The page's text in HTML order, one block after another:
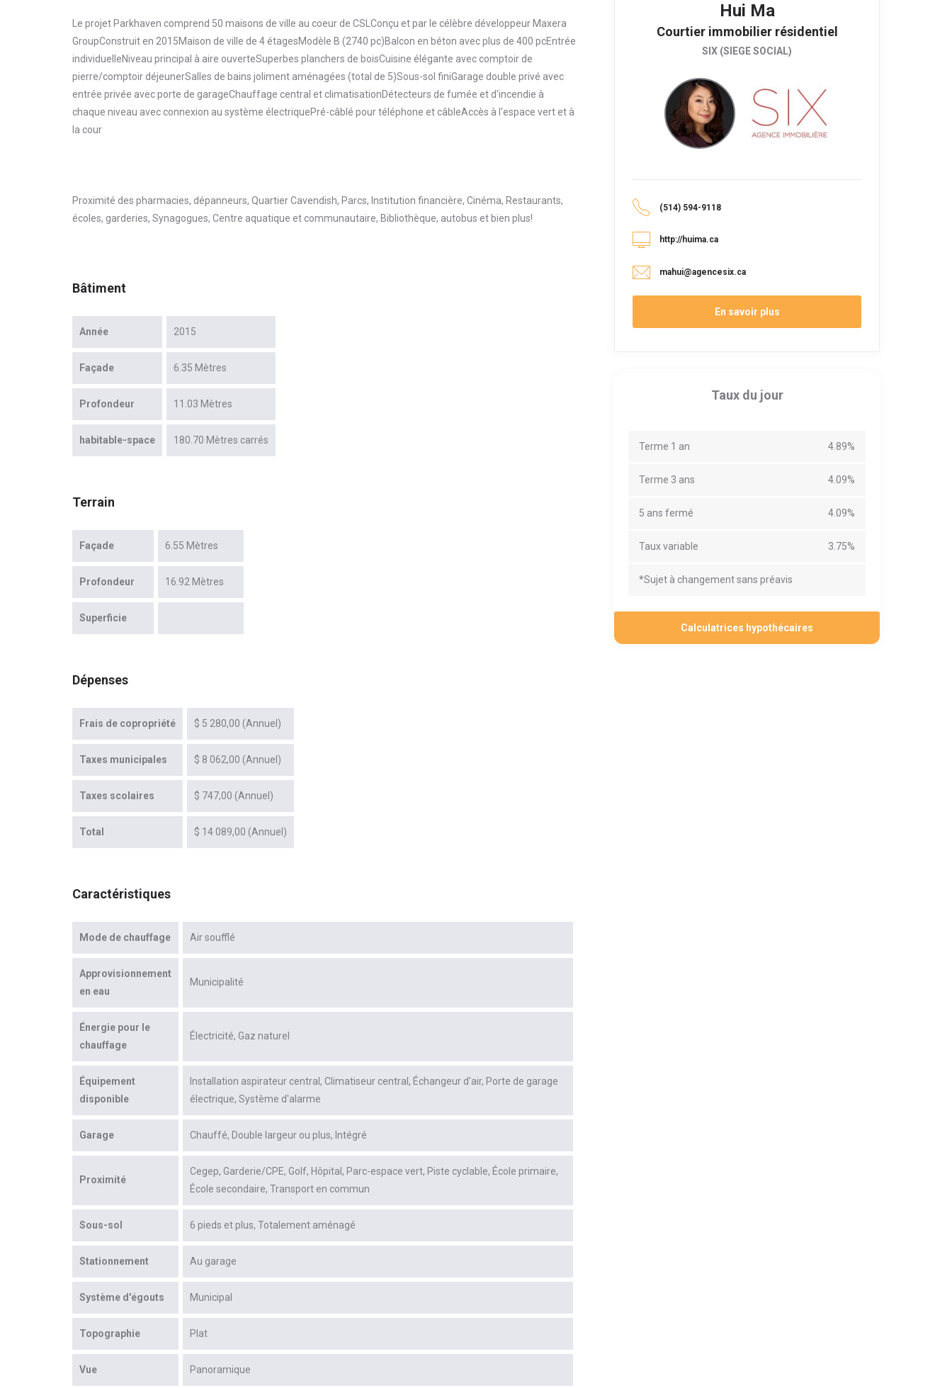
Le projet Parkhaven comprend 50 maisons de ville au coeur de CSLConçu et par le célèbre développeur Maxera
GroupConstruit en 2015Maison de ville de 4 étagesModèle B (2740 pc)Balcon en béton avec plus de 400 pcEntrée
individuelleNiveau principal à aire ouverteSuperbes planchers de boisCuisine élégante avec comptoir de
pierre/comptoir déjeunerSalles de bains joliment aménagées (total de 5)Sous-sol finiGarage double privé avec
entrée privée avec porte de garageChauffage central et climatisationDétecteurs de fumée et d'incendie à
chaque niveau avec connexion au système électriquePré-câblé pour téléphone et câbleAccès à l'espace vert et à
la cour
Proximité des pharmacies, dépanneurs, Quartier Cavendish, Parcs, Institution financière, Cinéma, Restaurants,
écoles, garderies, Synagogues, Centre aquatique et communautaire, Bibliothèque, autobus et bien plus!
Bâtiment
Année 2015
Façade 6.35 Mètres
Profondeur 11.03 Mètres
habitable-space 180.70 Mètres carrés
Terrain
Façade 6.55 Mètres
Profondeur 16.92 Mètres
Superficie
Dépenses
Frais de copropriété $ 5 280,00 (Annuel)
Taxes municipales $ 8 062,00 (Annuel)
Taxes scolaires $ 747,00 (Annuel)
Total $ 14 089,00 (Annuel)
Caractéristiques
Mode de chauffage Air soufflé
Approvisionnement
en eau
Municipalité
Énergie pour le
chauffage
Électricité Gaz naturel
Équipement
disponible
Installation aspirateur central Climatiseur central Échangeur d'air Porte de garage
électrique Système d'alarme
Garage Chauffé Double largeur ou plus Intégré
Proximité
Cegep Garderie/CPE Golf Hôpital Parc-espace vert Piste cyclable École primaire
École secondaire Transport en commun
Sous-sol 6 pieds et plus Totalement aménagé
Stationnement Au garage
Système d'égouts Municipal
Topographie Plat
Vue Panoramique
Hui Ma
Courtier immobilier résidentiel
SIX (SIEGE SOCIAL)
(514) 594-9118
http://huima.ca
mahui@agencesix.ca
En savoir plus
Taux du jour
Terme 1 an 4.89%
Terme 3 ans 4.09%
5 ans fermé 4.09%
Taux variable 3.75%
*Sujet à changement sans préavis
Calculatrices hypothécaires